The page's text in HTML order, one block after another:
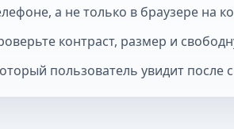
а не только в браузере на
контраст, размер и
пользователь увидит после